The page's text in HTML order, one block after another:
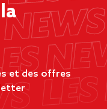
et des offres